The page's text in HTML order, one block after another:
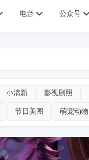
电台 公众号
小清新 影视剧照
节日美图 萌宠动物